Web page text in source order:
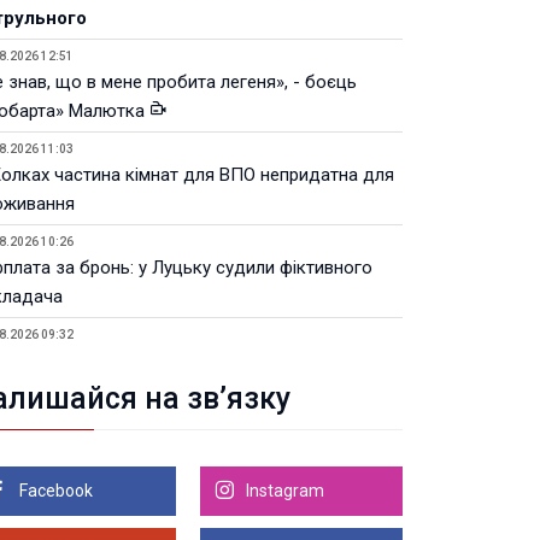
12:51
знав, що в мене пробита легеня», - боєць
Малютка
11:03
частина кімнат для ВПО непридатна для
10:26
за бронь: у Луцьку судили фіктивного
09:32
21:18
телеоб'єктивів Sigma Sports та Sony G-
21:00
на 99,9% готовий новий Державний
на зв’язку
Facebook Instagram